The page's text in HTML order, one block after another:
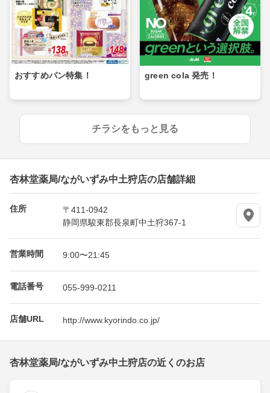
おすすめパン特集！ green cola 発売！
チラシをもっと見る
杏林堂薬局/ながいずみ中土狩店の店舗詳細
住所
〒411-0942
静岡県駿東郡長泉町中土狩367-1
営業時間 9:00〜21:45
電話番号 055-999-0211
店舗URL http://www.kyorindo.co.jp/
杏林堂薬局/ながいずみ中土狩店の近くのお店